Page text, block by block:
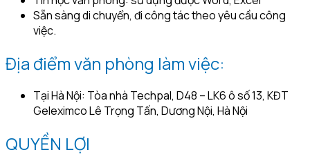
Sẵn sàng di chuyển, đi công tác theo yêu cầu công
việc.
Địa điểm văn phòng làm việc:
Tại Hà Nội: Tòa nhà Techpal, D48 – LK6 ô số 13, KĐT
Geleximco Lê Trọng Tấn, Dương Nội, Hà Nội
QUYỀN LỢI